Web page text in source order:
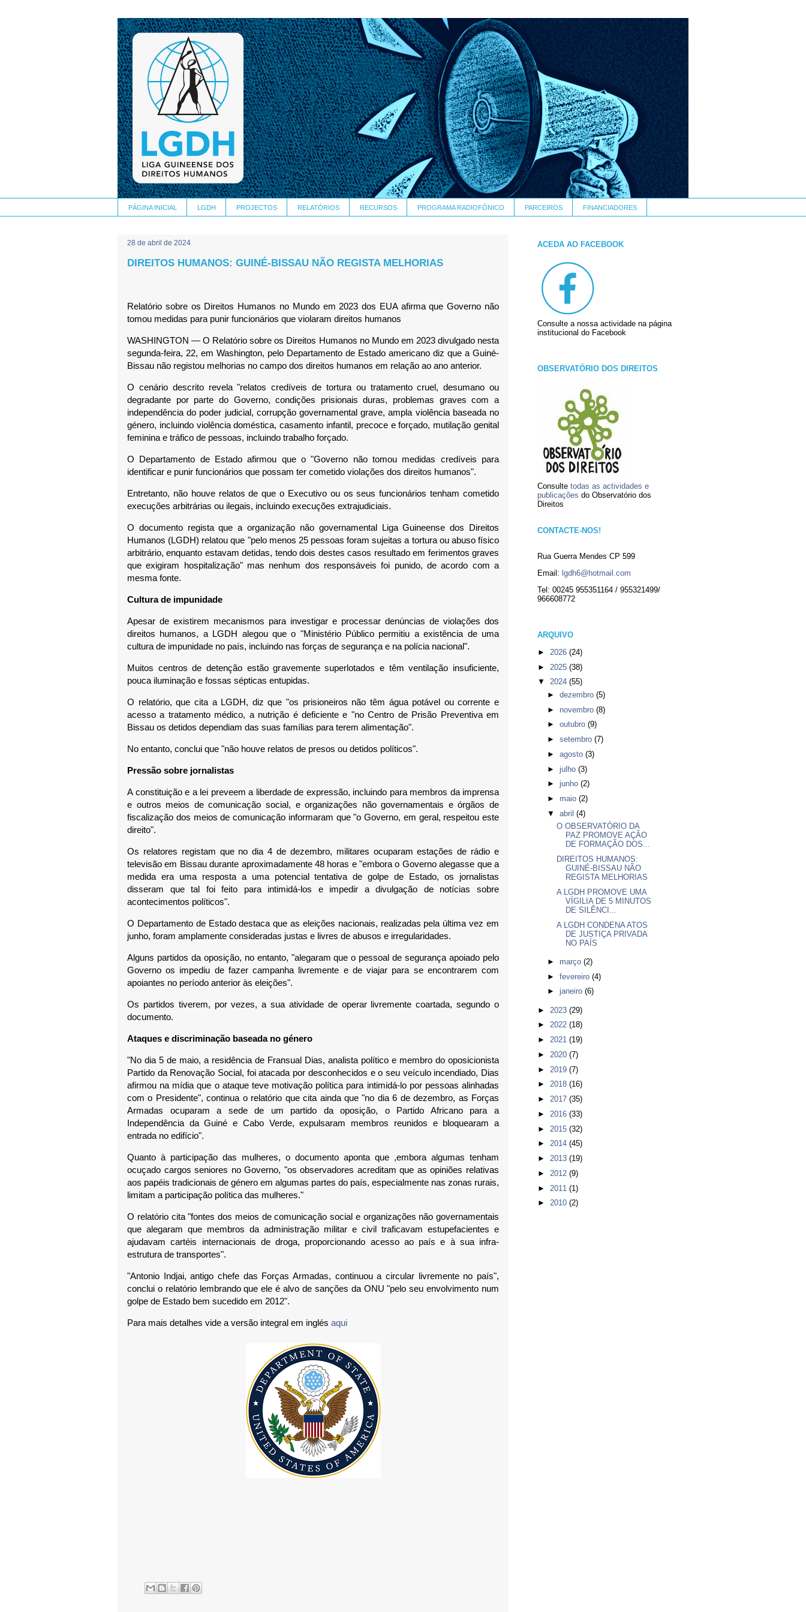
PÁGINA INICIAL LGDH PROJECTOS RELATÓRIOS RECURSOS PROGRAMA RADIOFÓNICO PARCEIROS FINANCIADORES
28 de abril de 2024
DIREITOS HUMANOS: GUINÉ-BISSAU NÃO REGISTA MELHORIAS
Relatório sobre os Direitos Humanos no Mundo em 2023 dos EUA afirma que Governo não
tomou medidas para punir funcionários que violaram direitos humanos
WASHINGTON — O Relatório sobre os Direitos Humanos no Mundo em 2023 divulgado nesta
segunda-feira, 22, em Washington, pelo Departamento de Estado americano diz que a Guiné-
Bissau não registou melhorias no campo dos direitos humanos em relação ao ano anterior.
O cenário descrito revela "relatos credíveis de tortura ou tratamento cruel, desumano ou
degradante por parte do Governo, condições prisionais duras, problemas graves com a
independência do poder judicial, corrupção governamental grave, ampla violência baseada no
género, incluindo violência doméstica, casamento infantil, precoce e forçado, mutilação genital
feminina e tráfico de pessoas, incluindo trabalho forçado.
O Departamento de Estado afirmou que o "Governo não tomou medidas credíveis para
identificar e punir funcionários que possam ter cometido violações dos direitos humanos".
Entretanto, não houve relatos de que o Executivo ou os seus funcionários tenham cometido
execuções arbitrárias ou ilegais, incluindo execuções extrajudiciais.
O documento regista que a organização não governamental Liga Guineense dos Direitos
Humanos (LGDH) relatou que "pelo menos 25 pessoas foram sujeitas a tortura ou abuso físico
arbitrário, enquanto estavam detidas, tendo dois destes casos resultado em ferimentos graves
que exigiram hospitalização" mas nenhum dos responsáveis foi punido, de acordo com a
mesma fonte.
Cultura de impunidade
Apesar de existirem mecanismos para investigar e processar denúncias de violações dos
direitos humanos, a LGDH alegou que o "Ministério Público permitiu a existência de uma
cultura de impunidade no país, incluindo nas forças de segurança e na polícia nacional".
Muitos centros de detenção estão gravemente superlotados e têm ventilação insuficiente,
pouca iluminação e fossas sépticas entupidas.
O relatório, que cita a LGDH, diz que "os prisioneiros não têm água potável ou corrente e
acesso a tratamento médico, a nutrição é deficiente e "no Centro de Prisão Preventiva em
Bissau os detidos dependiam das suas famílias para terem alimentação".
No entanto, conclui que "não houve relatos de presos ou detidos políticos".
Pressão sobre jornalistas
A constituição e a lei preveem a liberdade de expressão, incluindo para membros da imprensa
e outros meios de comunicação social, e organizações não governamentais e órgãos de
fiscalização dos meios de comunicação informaram que "o Governo, em geral, respeitou este
direito".
Os relatores registam que no dia 4 de dezembro, militares ocuparam estações de rádio e
televisão em Bissau durante aproximadamente 48 horas e "embora o Governo alegasse que a
medida era uma resposta a uma potencial tentativa de golpe de Estado, os jornalistas
disseram que tal foi feito para intimidá-los e impedir a divulgação de notícias sobre
acontecimentos políticos".
O Departamento de Estado destaca que as eleições nacionais, realizadas pela última vez em
junho, foram amplamente consideradas justas e livres de abusos e irregularidades.
Alguns partidos da oposição, no entanto, "alegaram que o pessoal de segurança apoiado pelo
Governo os impediu de fazer campanha livremente e de viajar para se encontrarem com
apoiantes no período anterior às eleições".
Os partidos tiverem, por vezes, a sua atividade de operar livremente coartada, segundo o
documento.
Ataques e discriminação baseada no género
"No dia 5 de maio, a residência de Fransual Dias, analista político e membro do oposicionista
Partido da Renovação Social, foi atacada por desconhecidos e o seu veículo incendiado, Dias
afirmou na mídia que o ataque teve motivação política para intimidá-lo por pessoas alinhadas
com o Presidente", continua o relatório que cita ainda que "no dia 6 de dezembro, as Forças
Armadas ocuparam a sede de um partido da oposição, o Partido Africano para a
Independência da Guiné e Cabo Verde, expulsaram membros reunidos e bloquearam a
entrada no edifício".
Quanto à participação das mulheres, o documento aponta que ,embora algumas tenham
ocuçado cargos seniores no Governo, "os observadores acreditam que as opiniões relativas
aos papéis tradicionais de género em algumas partes do país, especialmente nas zonas rurais,
limitam a participação política das mulheres."
O relatório cita "fontes dos meios de comunicação social e organizações não governamentais
que alegaram que membros da administração militar e civil traficavam estupefacientes e
ajudavam cartéis internacionais de droga, proporcionando acesso ao país e à sua infra-
estrutura de transportes".
"Antonio Indjai, antigo chefe das Forças Armadas, continuou a circular livremente no país",
conclui o relatório lembrando que ele é alvo de sanções da ONU "pelo seu envolvimento num
golpe de Estado bem sucedido em 2012".
Para mais detalhes vide a versão integral em inglés aqui
ACEDA AO FACEBOOK
Consulte a nossa actividade na página
institucional do Facebook
OBSERVATÓRIO DOS DIREITOS
Consulte todas as actividades e
publicações do Observatório dos
Direitos
CONTACTE-NOS!
Rua Guerra Mendes CP 599
Email: lgdh6@hotmail.com
Tel: 00245 955351164 / 955321499/
966608772
ARQUIVO
► 2026 (24)
► 2025 (38)
▼ 2024 (55)
► dezembro (5)
► novembro (8)
► outubro (9)
► setembro (7)
► agosto (3)
► julho (3)
► junho (2)
► maio (2)
▼ abril (4)
O OBSERVATÓRIO DA
PAZ PROMOVE AÇÃO
DE FORMAÇÃO DOS...
DIREITOS HUMANOS:
GUINÉ-BISSAU NÃO
REGISTA MELHORIAS
A LGDH PROMOVE UMA
VÍGILIA DE 5 MINUTOS
DE SILÊNCI...
A LGDH CONDENA ATOS
DE JUSTIÇA PRIVADA
NO PAÍS
► março (2)
► fevereiro (4)
► janeiro (6)
► 2023 (29)
► 2022 (18)
► 2021 (19)
► 2020 (7)
► 2019 (7)
► 2018 (16)
► 2017 (35)
► 2016 (33)
► 2015 (32)
► 2014 (45)
► 2013 (19)
► 2012 (9)
► 2011 (1)
► 2010 (2)